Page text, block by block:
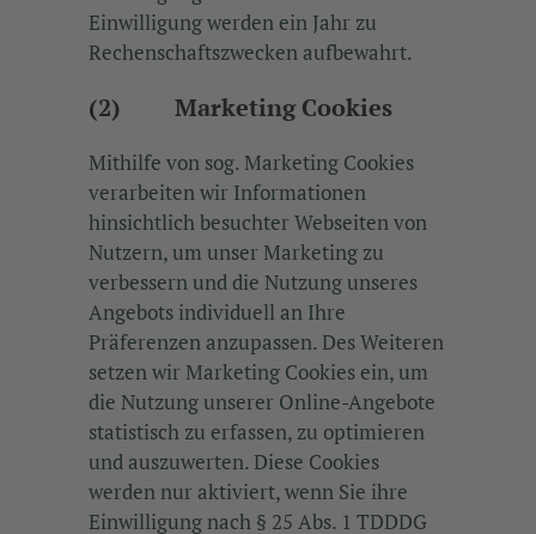
Einwilligung werden ein Jahr zu
Rechenschaftszwecken aufbewahrt.
(2) Marketing Cookies
Mithilfe von sog. Marketing Cookies
verarbeiten wir Informationen
hinsichtlich besuchter Webseiten von
Nutzern, um unser Marketing zu
verbessern und die Nutzung unseres
Angebots individuell an Ihre
Präferenzen anzupassen. Des Weiteren
setzen wir Marketing Cookies ein, um
die Nutzung unserer Online-Angebote
statistisch zu erfassen, zu optimieren
und auszuwerten. Diese Cookies
werden nur aktiviert, wenn Sie ihre
Einwilligung nach § 25 Abs. 1 TDDDG